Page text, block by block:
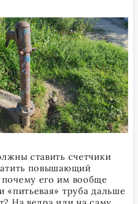
ставить счетчики
повышающий
его им вообще
«питьевая» труба дальше